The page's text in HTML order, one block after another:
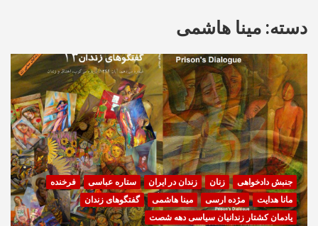
دسته: مینا هاشمی
جنبش دادخواهی زنان زندان در ایران ستاره عباسی
فرخنده
مانا هدایت
مژده ارسی مینا هاشمی
گفتگوهای زندان
یادمان کشتار زندانیان سیاسی دهه شصت